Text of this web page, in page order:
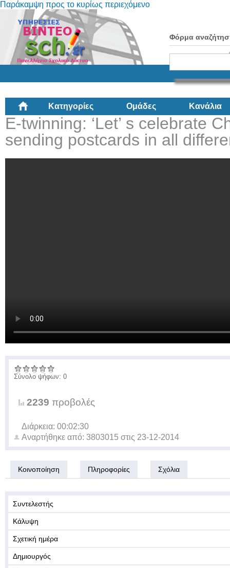
Παράκαμψη προς το κυρίως περιεχόμενο
Φόρμα
Κατηγορίες Ομάδες Κανάλια
E-twinning: ‘Let’ s celebrate
sending postcards in all
Σύνολο ψήφων: 0
2239 προβολές
Διάρκεια: 00:02:30
Αναρτήθηκε από: 3803015 στις 23-12-2014
Κοινοποίηση Πληροφορίες Σχόλια
Συντελεστής
Κάλυψη
Σχετική ημέρα
Δημιουργός